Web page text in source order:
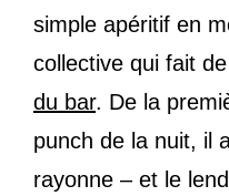
simple apéritif en
collective qui fait
du bar. De la
punch de la nuit, il
rayonne – et le